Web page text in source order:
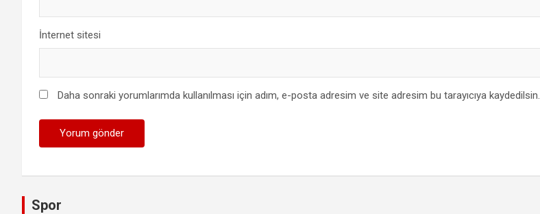
İnternet sitesi
Daha sonraki yorumlarımda kullanılması için adım, e-posta adresim ve site adresim bu tarayıcıya kaydedilsin.
Spor